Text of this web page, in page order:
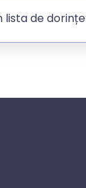
lista de dorințe